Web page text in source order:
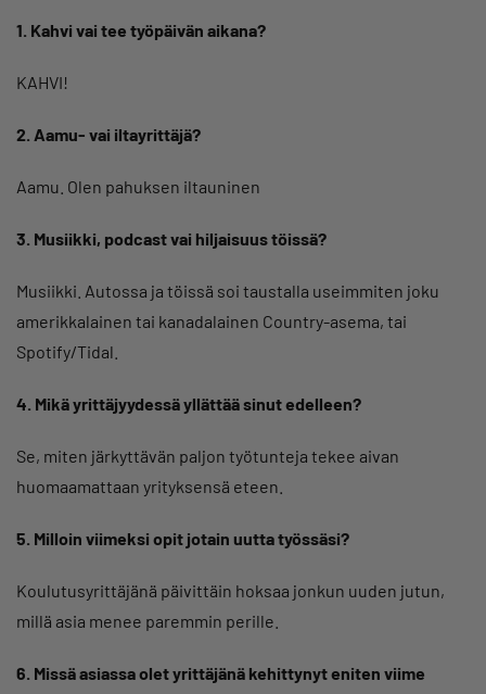
1. Kahvi vai tee työpäivän aikana?
KAHVI!
2. Aamu- vai iltayrittäjä?
Aamu. Olen pahuksen iltauninen
3. Musiikki, podcast vai hiljaisuus töissä?
Musiikki. Autossa ja töissä soi taustalla useimmiten joku
amerikkalainen tai kanadalainen Country-asema, tai
Spotify/Tidal.
4. Mikä yrittäjyydessä yllättää sinut edelleen?
Se, miten järkyttävän paljon työtunteja tekee aivan
huomaamattaan yrityksensä eteen.
5. Milloin viimeksi opit jotain uutta työssäsi?
Koulutusyrittäjänä päivittäin hoksaa jonkun uuden jutun,
millä asia menee paremmin perille.
6. Missä asiassa olet yrittäjänä kehittynyt eniten viime